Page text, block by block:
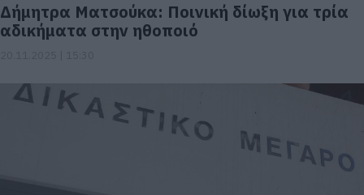
Δήμητρα Ματσούκα: Ποινική δίωξη για τρία
αδικήματα στην ηθοποιό